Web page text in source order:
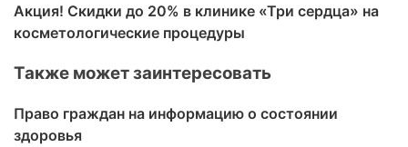
Акция! Скидки до 20% в клинике «Три сердца» на
косметологические процедуры
Также может заинтересовать
Право граждан на информацию о состоянии
здоровья